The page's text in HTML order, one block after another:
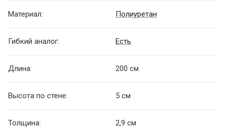
Материал: Полиуретан
Гибкий аналог: Есть
Длина: 200 см
Высота по стене: 5 см
Толщина: 2,9 см